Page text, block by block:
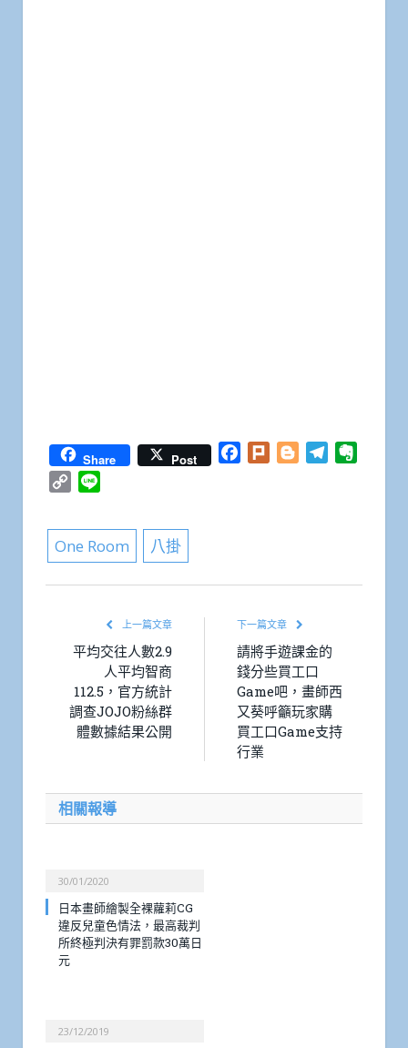
Share Post Facebook
Plurk BloggerTelegram
Copy
One Room 八掛
上一篇文章
平均交往人數2.9
人平均智商
112.5，官方統計
調查JOJO粉絲群
體數據結果公開
下一篇文章
請將手遊課金的
錢分些買工口
Game吧，畫師西
又葵呼籲玩家購
買工口Game支持
行業
相關報導
30/01/2020
日本畫師繪製全裸蘿莉CG
違反兒童色情法，最高裁判
所終極判決有罪罰款30萬日
元
23/12/2019